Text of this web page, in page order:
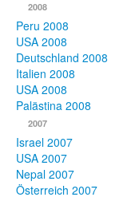
2008
Peru 2008
USA 2008
Deutschland 2008
Italien 2008
USA 2008
Palästina 2008
2007
Israel 2007
USA 2007
Nepal 2007
Österreich 2007